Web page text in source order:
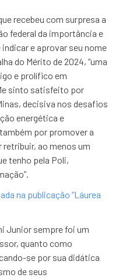
recebeucom surpresa a
federal da importância e
indicar e aprovar seu nome
do Mérito de 2024, “uma
e prolífico em
sinto satisfeito por
decisiva nos desafios
energética e
por promover a
ao menos um
tenho pela Poli,
na publicação “Láurea
Junior sempre foi um
quanto como
se por sua didática
de seus